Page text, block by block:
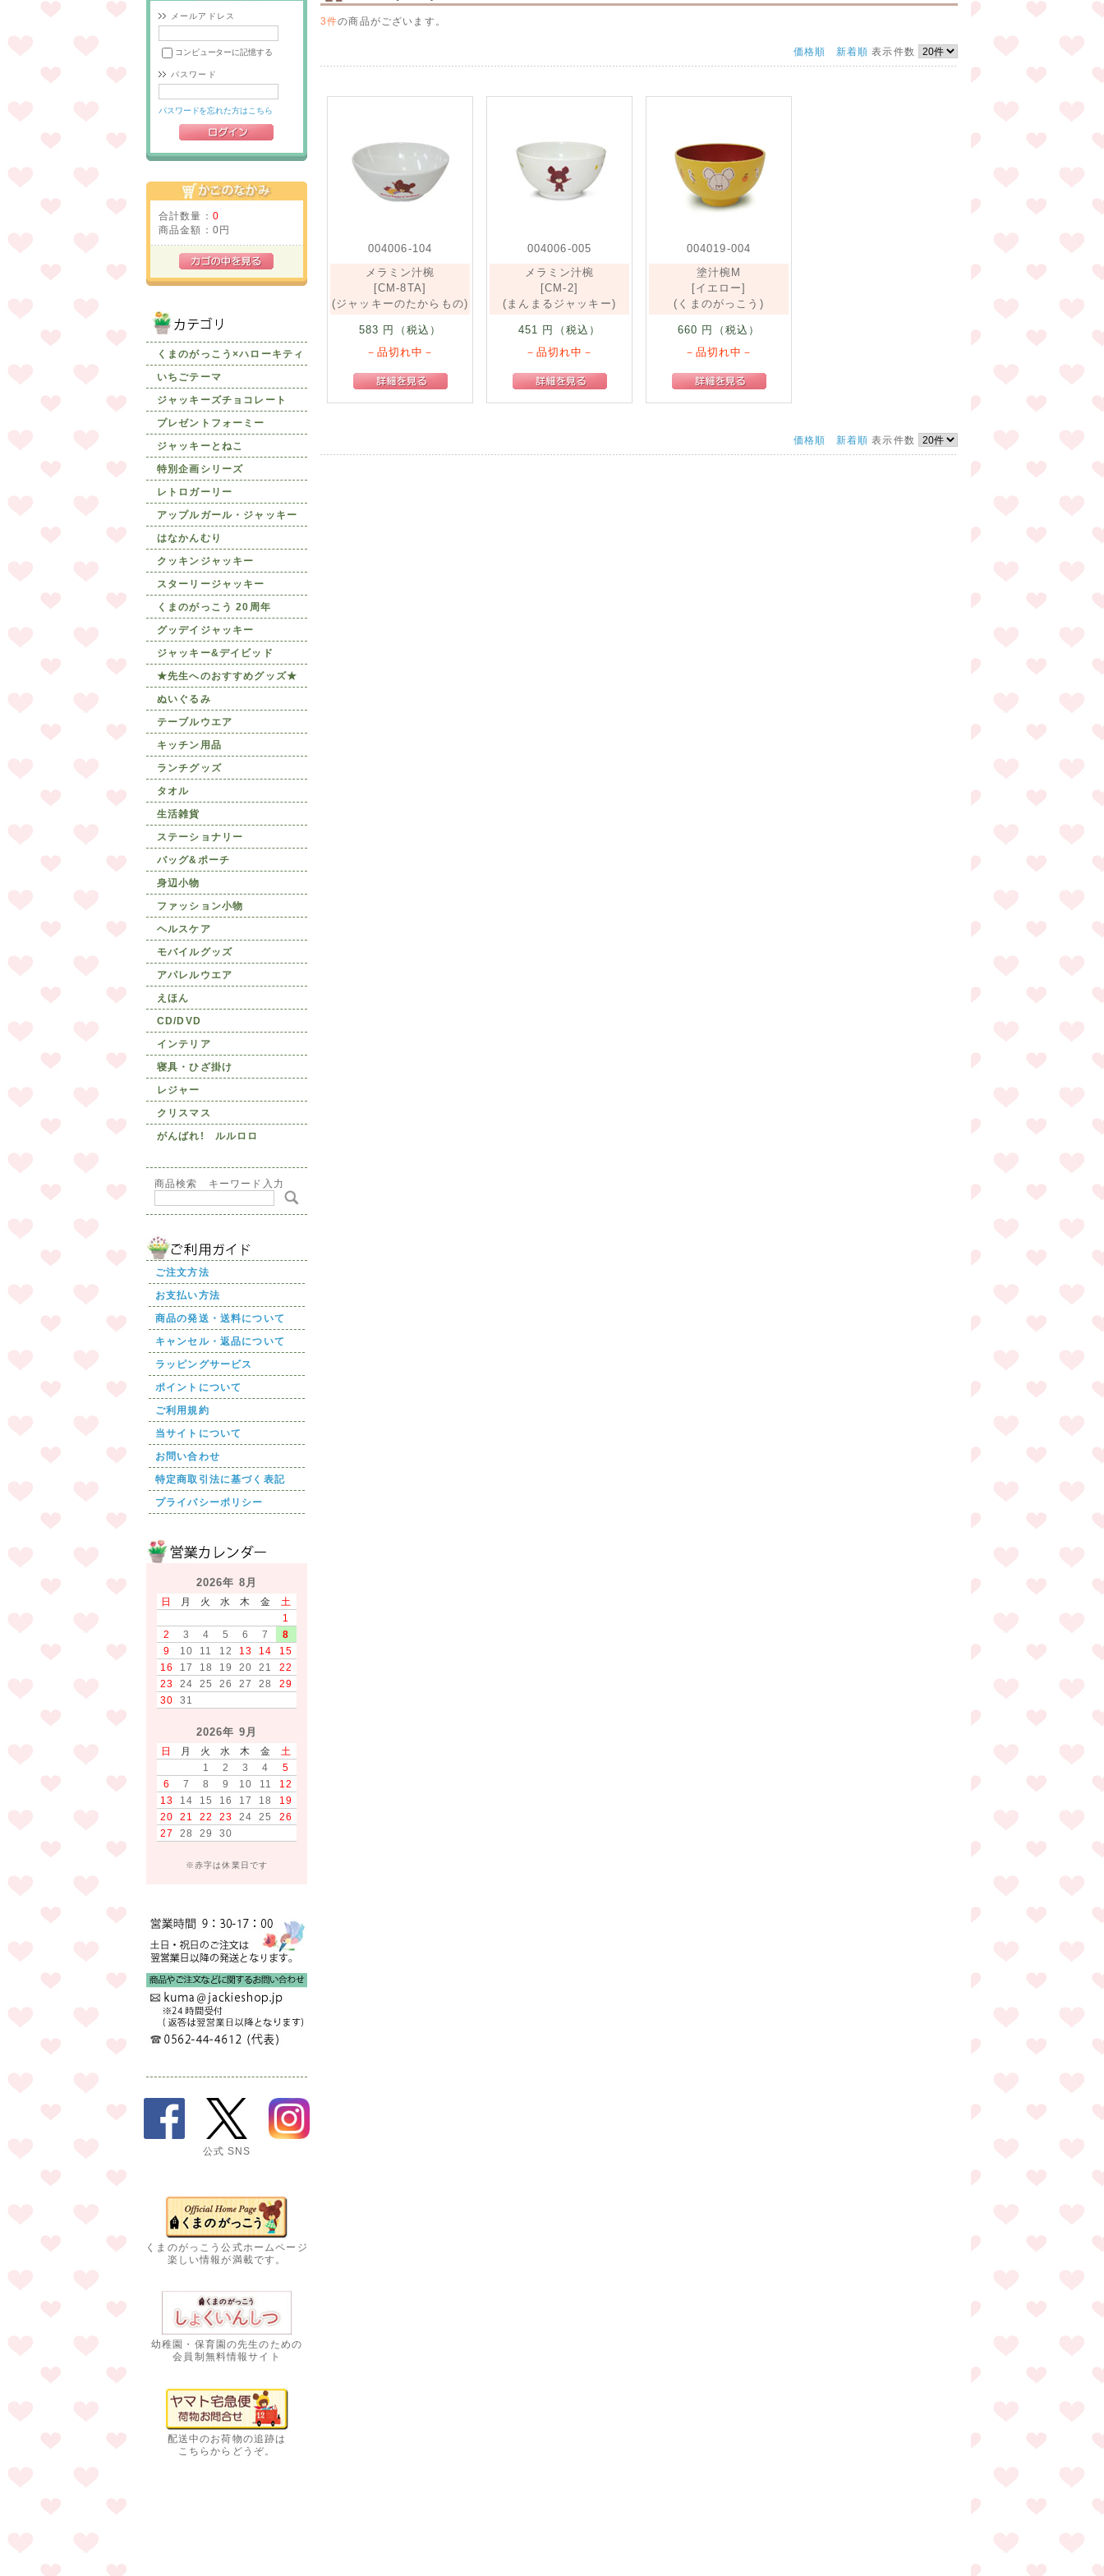
メールアドレス
コンピューターに記憶する
パスワード
パスワードを忘れた方はこちら
合計数量： 0
商品金額： 0円
くまのがっこう×ハローキティ
いちごテーマ
ジャッキーズチョコレート
プレゼントフォーミー
ジャッキーとねこ
特別企画シリーズ
レトロガーリー
アップルガール・ジャッキー
はなかんむり
クッキンジャッキー
スターリージャッキー
くまのがっこう 20周年
グッデイジャッキー
ジャッキー&デイビッド
★先生へのおすすめグッズ★
ぬいぐるみ
テーブルウエア
キッチン用品
ランチグッズ
タオル
生活雑貨
ステーショナリー
バッグ&ポーチ
身辺小物
ファッション小物
ヘルスケア
モバイルグッズ
アパレルウエア
えほん
CD/DVD
インテリア
寝具・ひざ掛け
レジャー
クリスマス
がんばれ! ルルロロ
商品検索 キーワード入力
ご注文方法
お支払い方法
商品の発送・送料について
キャンセル・返品について
ラッピングサービス
ポイントについて
ご利用規約
当サイトについて
お問い合わせ
特定商取引法に基づく表記
プライバシーポリシー
2026年 8月
日 月 火 水 木 金
土
1
2
3 4 5 6 7
8
9
10 11 12 13 14
15
16
17 18 19 20 21
22
23
24 25 26 27 28
29
30
31
2026年 9月
日 月 火 水 木 金
土
1
2 3 4
5
6
7 8 9 10 11
12
13
14 15 16 17 18
19
20
21 22 23 24 25
26
27
28 29 30
※赤字は休業日です
公式 SNS
くまのがっこう公式ホームページ
楽しい情報が満載です。
幼稚園・保育園の先生のための
会員制無料情報サイト
配送中のお荷物の追跡は
こちらからどうぞ。
3件の商品がございます。
価格順 新着順 表示件数
004006-104
メラミン汁椀
[CM-8TA]
(ジャッキーのたからもの)
583 円（税込）
－品切れ中－
004006-005
メラミン汁椀
[CM-2]
(まんまるジャッキー)
451 円（税込）
－品切れ中－
004019-004
塗汁椀M
[イエロー]
(くまのがっこう)
660 円（税込）
－品切れ中－
価格順 新着順 表示件数